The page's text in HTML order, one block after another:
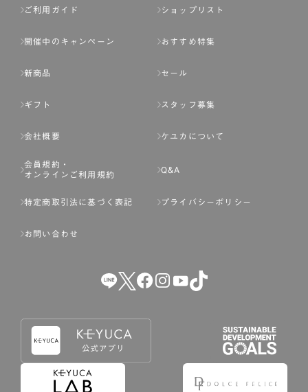
ご利用ガイド ショップリスト
開催中のキャンペーン おすすめ特集
新商品 セール
ギフト スタッフ募集
会社概要 ケユカについて
会員規約・
オンラインご利用規約
Q&A
特定商取引法に基づく表記 プライバシーポリシー
お問い合わせ